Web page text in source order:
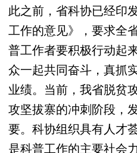
此之前，省科协已经印
工作的意见》，要求全
普工作者要积极行动起
众一起共同奋斗，真抓
业绩。当前，我省脱贫
攻坚拔寨的冲刺阶段，
要。科协组织具有人才
是科普工作的主要社会